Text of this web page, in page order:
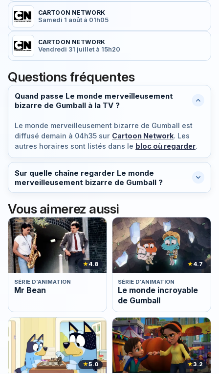
CARTOON NETWORK
Samedi 1 août à 01h05
CARTOON NETWORK
Vendredi 31 juillet à 15h20
Questions fréquentes
Quand passe Le monde merveilleusement
bizarre de Gumball à la TV ?
Le monde merveilleusement bizarre de Gumball est
diffusé demain à 04h35 sur Cartoon Network. Les
autres horaires sont listés dans le bloc où regarder.
Sur quelle chaîne regarder Le monde
merveilleusement bizarre de Gumball ?
Vous aimerez aussi
★4.8
SÉRIE D'ANIMATION
Mr Bean
★4.7
SÉRIE D'ANIMATION
Le monde incroyable
de Gumball
★5.0 ★3.2